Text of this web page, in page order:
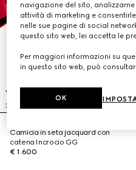
Camicia in seta jacquard con
catena Incrocio GG
€ 1.600
navigazione del sito,
attività di marketing e
nelle sue pagine di social
questo sito web, lei accetta le
Per maggiori informazioni su
in questo sito web, può
OK